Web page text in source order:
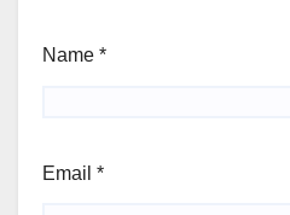
Name *
Email *